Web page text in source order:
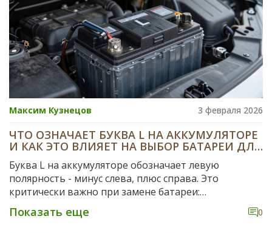
Максим Кузнецов 3 февраля 2026
ЧТО ОЗНАЧАЕТ БУКВА L НА АККУМУЛЯТОРЕ
И КАК ЭТО ВЛИЯЕТ НА ВЫБОР БАТАРЕИ ДЛЯ
АВТО
Буква L на аккумуляторе обозначает левую
полярность - минус слева, плюс справа. Это
критически важно при замене батареи:
неправильная установка может повредить
электронику автомобиля. Узнайте, как определить
Показать еще 0